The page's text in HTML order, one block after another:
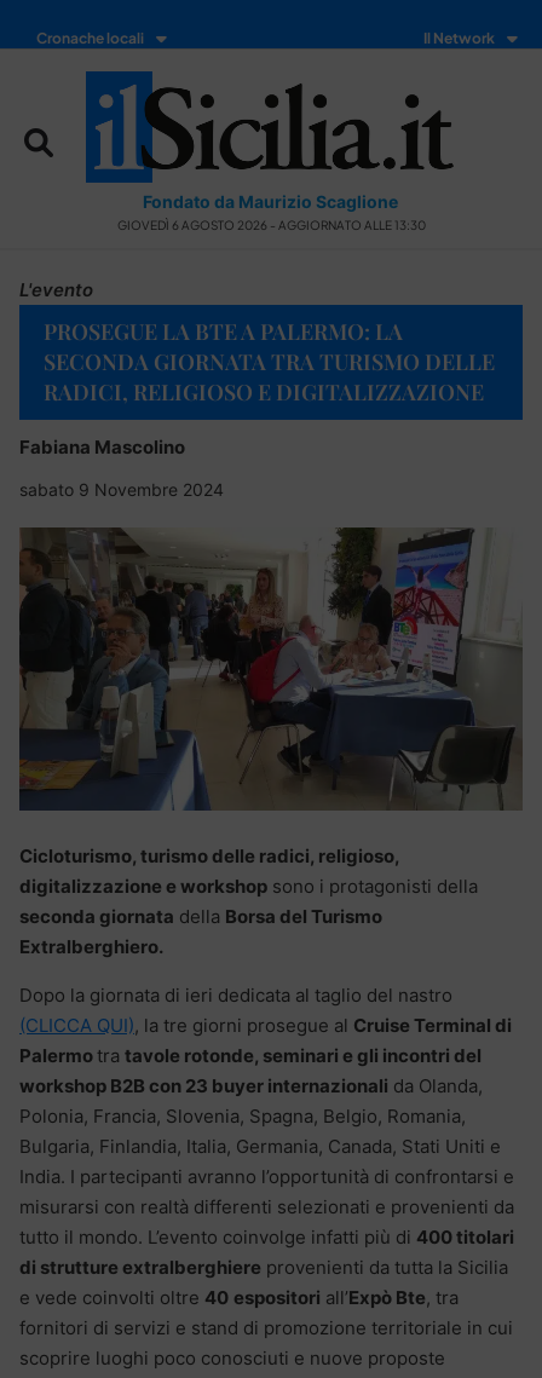
Cronache locali Il Network
Fondato da Maurizio Scaglione
GIOVEDÌ 6 AGOSTO 2026 - AGGIORNATO ALLE 13:30
L'evento
PROSEGUE LA BTE A PALERMO: LA
SECONDA GIORNATA TRA TURISMO DELLE
RADICI, RELIGIOSO E DIGITALIZZAZIONE
Fabiana Mascolino
sabato 9 Novembre 2024
Cicloturismo, turismo delle radici, religioso,
digitalizzazione e workshop sono i protagonisti della
seconda giornata della Borsa del Turismo
Extralberghiero.
Dopo la giornata di ieri dedicata al taglio del nastro
(CLICCA QUI), la tre giorni prosegue al Cruise Terminal di
Palermotra tavole rotonde, seminari e gli incontri del
workshop B2B con 23 buyer internazionali da Olanda,
Polonia, Francia, Slovenia, Spagna, Belgio, Romania,
Bulgaria, Finlandia, Italia, Germania, Canada, Stati Uniti e
India. I partecipanti avranno l’opportunità di confrontarsi e
misurarsi con realtà differenti selezionati e provenienti da
tutto il mondo. L’evento coinvolge infatti più di 400 titolari
di strutture extralberghiere provenienti da tutta la Sicilia
e vede coinvolti oltre 40 espositori all’Expò Bte, tra
fornitori di servizi e stand di promozione territoriale in cui
scoprire luoghi poco conosciuti e nuove proposte